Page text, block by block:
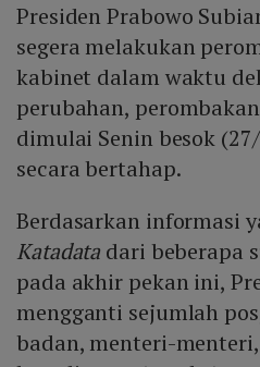
Presiden Prabowo
segera melakukan
kabinet dalam waktu
perubahan,
dimulai Senin besok
secara bertahap.
Berdasarkan informasi
Katadata dari beberapa
pada akhir pekan ini,
mengganti sejumlah
badan, menteri-